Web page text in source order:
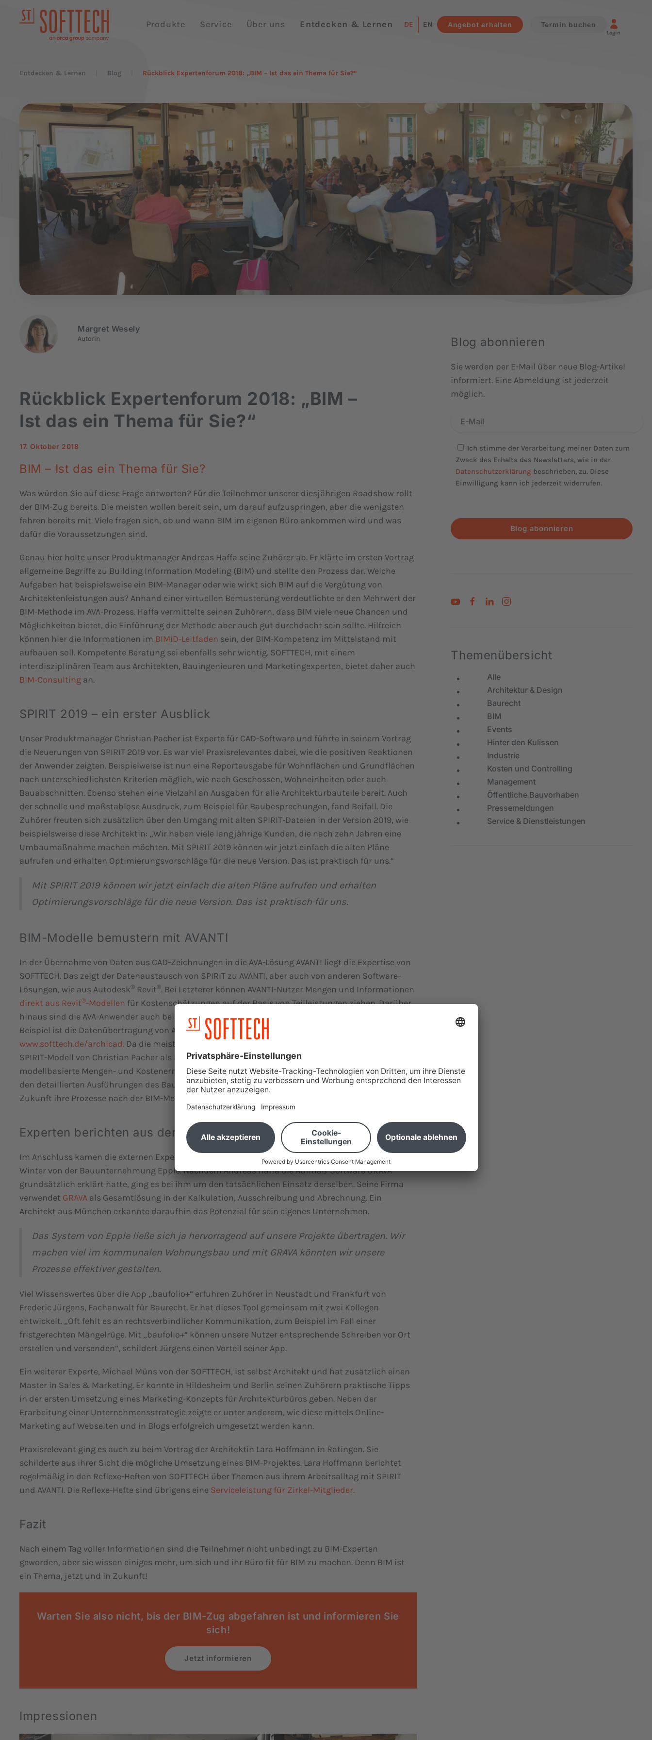
Produkte Service Über uns Entdecken & Lernen DE EN Angebot erhalten Termin buchen
Login
Entdecken & Lernen Blog Rückblick Expertenforum 2018: „BIM – Ist das ein Thema für Sie?“
Margret Wesely
Autorin
Rückblick Expertenforum 2018: „BIM –
Ist das ein Thema für Sie?“
17. Oktober 2018
BIM – Ist das ein Thema für Sie?
Was würden Sie auf diese Frage antworten? Für die Teilnehmer unserer diesjährigen Roadshow rollt
der BIM-Zug bereits. Die meisten wollen bereit sein, um darauf aufzuspringen, aber die wenigsten
fahren bereits mit. Viele fragen sich, ob und wann BIM im eigenen Büro ankommen wird und was
dafür die Voraussetzungen sind.
Genau hier holte unser Produktmanager Andreas Haffa seine Zuhörer ab. Er klärte im ersten Vortrag
allgemeine Begriffe zu Building Information Modeling (BIM) und stellte den Prozess dar. Welche
Aufgaben hat beispielsweise ein BIM-Manager oder wie wirkt sich BIM auf die Vergütung von
Architektenleistungen aus? Anhand einer virtuellen Bemusterung verdeutlichte er den Mehrwert der
BIM-Methode im AVA-Prozess. Haffa vermittelte seinen Zuhörern, dass BIM viele neue Chancen und
Möglichkeiten bietet, die Einführung der Methode aber auch gut durchdacht sein sollte. Hilfreich
können hier die Informationen im BIMiD-Leitfaden sein, der BIM-Kompetenz im Mittelstand mit
aufbauen soll. Kompetente Beratung sei ebenfalls sehr wichtig. SOFTTECH, mit einem
interdisziplinären Team aus Architekten, Bauingenieuren und Marketingexperten, bietet daher auch
BIM-Consulting an.
SPIRIT 2019 – ein erster Ausblick
Unser Produktmanager Christian Pacher ist Experte für CAD-Software und führte in seinem Vortrag
die Neuerungen von SPIRIT 2019 vor. Es war viel Praxisrelevantes dabei, wie die positiven Reaktionen
der Anwender zeigten. Beispielweise ist nun eine Reportausgabe für Wohnflächen und Grundflächen
nach unterschiedlichsten Kriterien möglich, wie nach Geschossen, Wohneinheiten oder auch
Bauabschnitten. Ebenso stehen eine Vielzahl an Ausgaben für alle Architekturbauteile bereit. Auch
der schnelle und maßstablose Ausdruck, zum Beispiel für Baubesprechungen, fand Beifall. Die
Zuhörer freuten sich zusätzlich über den Umgang mit alten SPIRIT-Dateien in der Version 2019, wie
beispielsweise diese Architektin: „Wir haben viele langjährige Kunden, die nach zehn Jahren eine
Umbaumaßnahme machen möchten. Mit SPIRIT 2019 können wir jetzt einfach die alten Pläne
aufrufen und erhalten Optimierungsvorschläge für die neue Version. Das ist praktisch für uns.“
Mit SPIRIT 2019 können wir jetzt einfach die alten Pläne aufrufen und erhalten
Optimierungsvorschläge für die neue Version. Das ist praktisch für uns.
BIM-Modelle bemustern mit AVANTI
In der Übernahme von Daten aus CAD-Zeichnungen in die AVA-Lösung AVANTI liegt die Expertise von
SOFTTECH. Das zeigt der Datenaustausch von SPIRIT zu AVANTI, aber auch von anderen Software-
Lösungen, wie aus Autodesk® Revit®. Bei Letzterer können AVANTI-Nutzer Mengen und Informationen
direkt aus Revit®-Modellen für Kostenschätzungen auf der Basis von Teilleistungen ziehen. Darüber
hinaus sind die AVA-Anwender auch bei „OpenBIM“-Lösungen ganz vorne mit dabei: Jüngstes
Beispiel ist die Datenübertragung von ARCHICAD 22
®zu AVANTI über IFC-Schnittstelle:
www.softtech.de/archicad. Da die meisten Zuhörer SPIRIT nutzen, verwendete Andreas Haffa das
SPIRIT-Modell von Christian Pacher als Beispielobjekt im Folgenden. Er zeigte, wie daraus eine
modellbasierte Mengen- und Kostenermittlung und eine Bemusterung entsteht. Spätestens nach
den detaillierten Ausführungen des Bauingenieurs Haffa fassten viele Zuhörer den Entschluss, in
Zukunft ihre Prozesse nach der BIM-Methode zu optimieren.
Experten berichten aus der Praxis
Im Anschluss kamen die externen Experten zu Wort. In Stuttgart und München war das Marc-André
Winter von der Bauunternehmung Epple. Nachdem Andreas Haffa die Aufmaß-Software GRAVA
grundsätzlich erklärt hatte, ging es bei ihm um den tatsächlichen Einsatz derselben. Seine Firma
verwendet GRAVA als Gesamtlösung in der Kalkulation, Ausschreibung und Abrechnung. Ein
Architekt aus München erkannte daraufhin das Potenzial für sein eigenes Unternehmen.
Das System von Epple ließe sich ja hervorragend auf unsere Projekte übertragen. Wir
machen viel im kommunalen Wohnungsbau und mit GRAVA könnten wir unsere
Prozesse effektiver gestalten.
Viel Wissenswertes über die App „baufolio+“ erfuhren Zuhörer in Neustadt und Frankfurt von
Frederic Jürgens, Fachanwalt für Baurecht. Er hat dieses Tool gemeinsam mit zwei Kollegen
entwickelt. „Oft fehlt es an rechtsverbindlicher Kommunikation, zum Beispiel im Fall einer
fristgerechten Mängelrüge. Mit „baufolio+“ können unsere Nutzer entsprechende Schreiben vor Ort
erstellen und versenden“, schildert Jürgens einen Vorteil seiner App.
Ein weiterer Experte, Michael Müns von der SOFTTECH, ist selbst Architekt und hat zusätzlich einen
Master in Sales & Marketing. Er konnte in Hildesheim und Berlin seinen Zuhörern praktische Tipps
in der ersten Umsetzung eines Marketing-Konzepts für Architekturbüros geben. Neben der
Erarbeitung einer Unternehmensstrategie zeigte er unter anderem, wie diese mittels Online-
Marketing auf Webseiten und in Blogs erfolgreich umgesetzt werden kann.
Praxisrelevant ging es auch zu beim Vortrag der Architektin Lara Hoffmann in Ratingen. Sie
schilderte aus ihrer Sicht die mögliche Umsetzung eines BIM-Projektes. Lara Hoffmann berichtet
regelmäßig in den Reflexe-Heften von SOFTTECH über Themen aus ihrem Arbeitsalltag mit SPIRIT
und AVANTI. Die Reflexe-Hefte sind übrigens eine Serviceleistung für Zirkel-Mitglieder.
Fazit
Nach einem Tag voller Informationen sind die Teilnehmer nicht unbedingt zu BIM-Experten
geworden, aber sie wissen einiges mehr, um sich und ihr Büro fit für BIM zu machen. Denn BIM ist
ein Thema, jetzt und in Zukunft!
Warten Sie also nicht, bis der BIM-Zug abgefahren ist und informieren Sie
sich!
Jetzt informieren
Impressionen
Blog abonnieren
Sie werden per E-Mail über neue Blog-Artikel
informiert. Eine Abmeldung ist jederzeit
möglich.
Ich stimme der Verarbeitung meiner Daten zum
Zweck des Erhalts des Newsletters, wie in der
Datenschutzerklärung beschrieben, zu. Diese
Einwilligung kann ich jederzeit widerrufen.
Blog abonnieren
Themenübersicht
Alle
Architektur & Design
Baurecht
BIM
Events
Hinter den Kulissen
Industrie
Kosten und Controlling
Management
Öffentliche Bauvorhaben
Pressemeldungen
Service & Dienstleistungen